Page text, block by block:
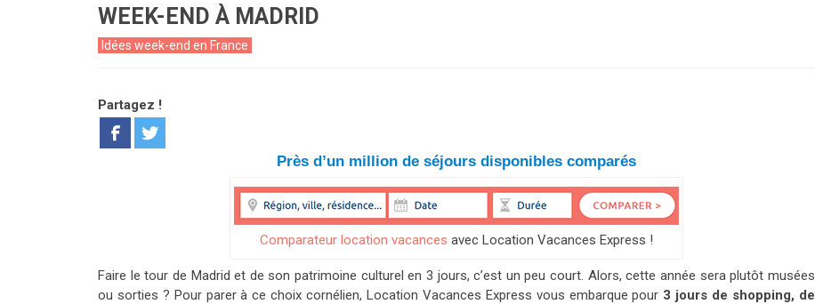
WEEK-END À MADRID
Idées week-end en France
Partagez !
Près d’un million de séjours disponibles comparés
Comparateur location vacances avec Location Vacances Express !
Faire le tour de Madrid et de son patrimoine culturel en 3 jours, c’est un peu court. Alors, cette année sera plutôt musées
ou sorties ? Pour parer à ce choix cornélien, Location Vacances Express vous embarque pour 3 jours de shopping, de